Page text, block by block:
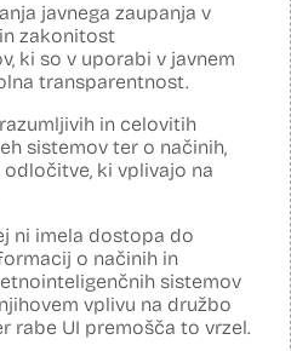
opravljena:
presoja varnostna tveganja ter
letalskih vozovnic. Po
PNR (Passenger Name
Information) v primeru ujemanja
poda rezultat v obliki "zadetek oz.
v katerih je prišlo do ujemanja,
na podatke o osebi ali na
V primeru ujemanja poda tudi
do ujemanja med preverjenimi
z analitično obdelavo podatkov, pri
ki predstavljajo posamezne
javnega zaupanja v
zakonitost
ki so v uporabi v javnem
transparentnost.
in celovitih
sistemov ter o načinih,
ki vplivajo na
ni imela dostopa do
o načinih in
sistemov
vplivu na družbo
rabe UI premošča to vrzel.